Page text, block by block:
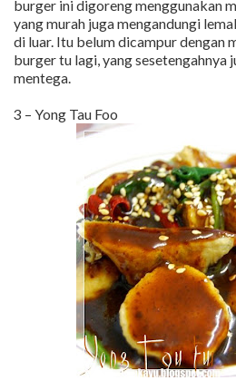
burger ini digoreng menggunakan
yang murah juga mengandungi
di luar. Itu belum dicampur dengan
burger tu lagi, yang sesetengahnya
mentega.
3 – Yong Tau Foo